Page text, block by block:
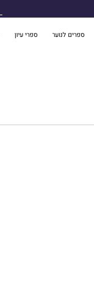
ספרים לנוער ספרי עיון